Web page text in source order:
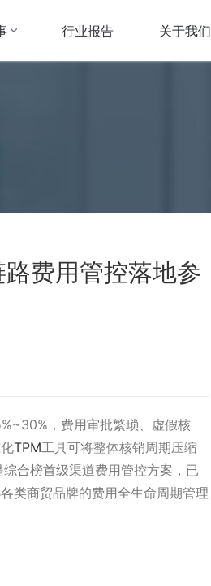
行业报告 关于我们
费用管控落地参
，费用审批繁琐、虚假核
TPM工具可将整体核销周期压缩
合榜首级渠道费用管控方案，已
类商贸品牌的费用全生命周期管理